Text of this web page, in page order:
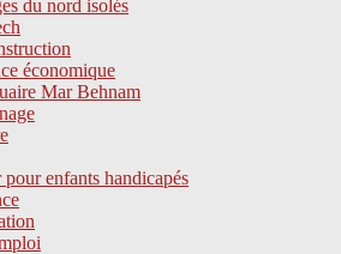
du nord isolés
économique
Mar Behnam
pour enfants handicapés